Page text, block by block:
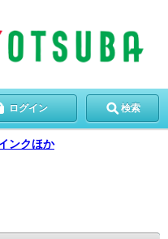
ログイン 検索
ンクほか